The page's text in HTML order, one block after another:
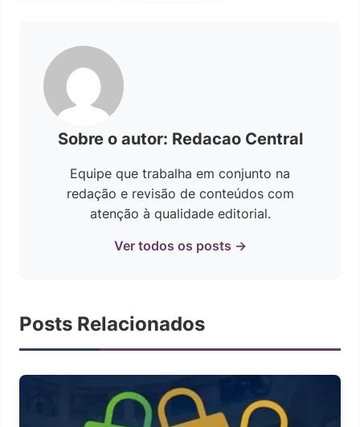
Sobre o autor: Redacao Central
Equipe que trabalha em conjunto na
redação e revisão de conteúdos com
atenção à qualidade editorial.
Ver todos os posts →
Posts Relacionados